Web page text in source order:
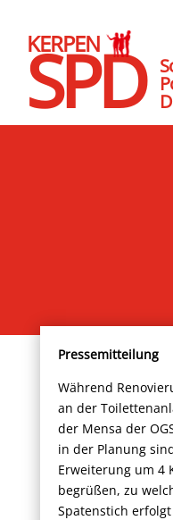
SPD
KERPEN
Pressemitteilung
Während
an der
der Mensa der
in der Planung
Erweiterung um 4
begrüßen, zu
Spatenstich